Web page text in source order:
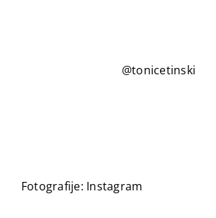
@tonicetinski
Fotografije: Instagram